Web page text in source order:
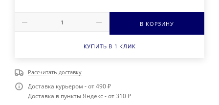
В КОРЗИНУ
КУПИТЬ В 1 КЛИК
Рассчитать доставку
Доставка курьером - от 490 ₽
Доставка в пункты Яндекс - от 310 ₽